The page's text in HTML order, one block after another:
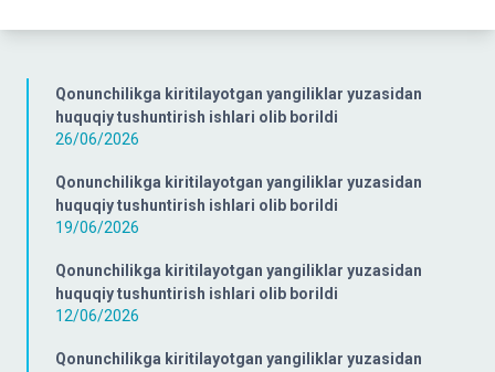
Qonunchilikga kiritilayotgan yangiliklar yuzasidan
huquqiy tushuntirish ishlari olib borildi
26/06/2026
Qonunchilikga kiritilayotgan yangiliklar yuzasidan
huquqiy tushuntirish ishlari olib borildi
19/06/2026
Qonunchilikga kiritilayotgan yangiliklar yuzasidan
huquqiy tushuntirish ishlari olib borildi
12/06/2026
Qonunchilikga kiritilayotgan yangiliklar yuzasidan